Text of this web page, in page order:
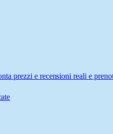
prezzi e recensioni reali e